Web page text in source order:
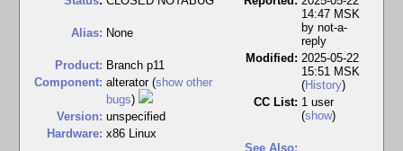
Alias: None
Product: Branch p11
Component: alterator (show other
bugs)
Version: unspecified
Hardware: x86 Linux
14:47 MSK
by not-a-
reply
Modified: 2025-05-22
15:51 MSK
(History)
CC List: 1 user
(show)
See Also: